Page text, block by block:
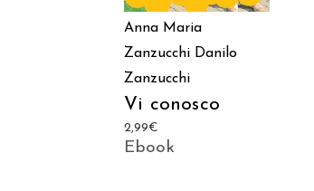
Anna Maria
Zanzucchi Danilo
Zanzucchi
Vi conosco
2,99€
Ebook